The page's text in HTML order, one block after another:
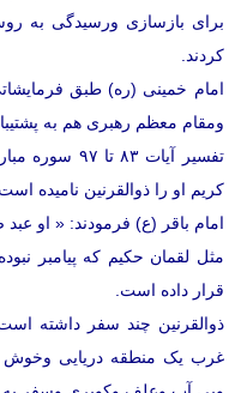
برای بازسازی ورسیدگی به
کردند.
امام خمینی (ره) طبق
ومقام معظم رهبری هم به
تفسیر آیات
کریم او را ذوالقرنین نامیده
امام باقر (ع) فرمودند: « او
مثل لقمان حکیم که پیامبر
قرار داده است.
ذوالقرنین چند سفر داشته
غرب یک منطقه دریایی